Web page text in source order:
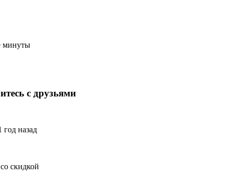
минуты
с друзьями
назад
скидкой